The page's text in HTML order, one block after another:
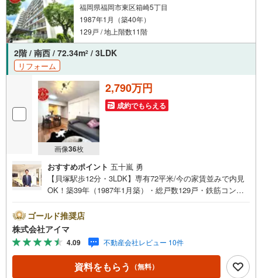
福岡県福岡市東区箱崎5丁目
1987年1月（築40年）
129戸 / 地上階数11階
2階 / 南西 / 72.34m2 / 3LDK
リフォーム
画像36枚
2,790万円
成約でもらえる
おすすめポイント 五十嵐 勇
【貝塚駅歩12分・3LDK】専有72平米/今の家賃並みで内見
OK！築39年（1987年1月築）・総戸数129戸・鉄筋コンク
K。専有約72平米。LDKは15帖以上。■リフォームお引渡し
前に内装を整えてからお渡しします。■住戸の条件南西向き
のお住まいです。風がよく通ります。■防犯・セキュリティ
来訪者は映像で確認できます。■共用部・暮らしエレベータ
ーあり。駐輪場・バイク置場あり。■キッチン・水まわり3
口以上のコンロ・追焚機能・浴室乾燥機を備えます。■収納
ゴールド推奨店
株式会社アイマ
4.09 不動産会社レビュー 10件
資料をもらう （無料）